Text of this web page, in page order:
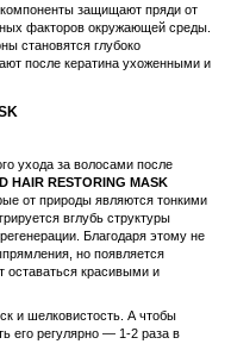
компоненты защищают пряди от
факторов окружающей среды.
становятся глубоко
после кератина ухоженными и
ухода за волосами после
HAIR RESTORING MASK
от природы являются тонкими
вглубь структуры
Благодаря этому не
но появляется
оставаться красивыми и
и шелковистость. А чтобы
его регулярно — 1-2 раза в